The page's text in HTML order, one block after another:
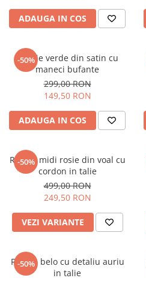
ADAUGA IN COS
-50%
Rochie verde din satin cu
maneci bufante
299,00 RON
149,50 RON
ADAUGA IN COS
-50%
Rochie midi rosie din voal cu
cordon in talie
499,00 RON
249,50 RON
VEZI VARIANTE
-50%
Rochie belo cu detaliu auriu
in talie